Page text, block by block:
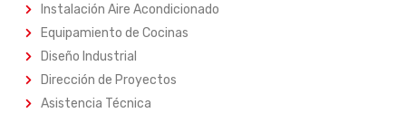
Instalación Aire Acondicionado
Equipamiento de Cocinas
Diseño Industrial
Dirección de Proyectos
Asistencia Técnica